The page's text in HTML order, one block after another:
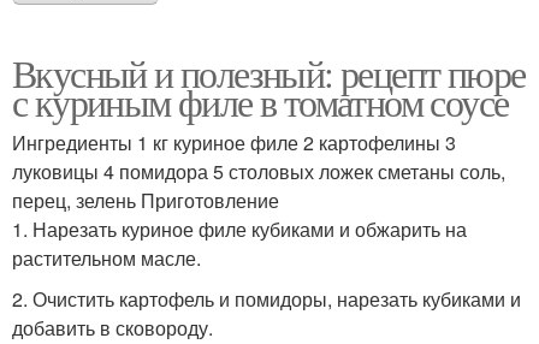
Вкусный и полезный: рецепт пюре
с куриным филе в томатном соусе
Ингредиенты 1 кг куриное филе 2 картофелины 3
луковицы 4 помидора 5 столовых ложек сметаны соль,
перец, зелень Приготовление
1. Нарезать куриное филе кубиками и обжарить на
растительном масле.
2. Очистить картофель и помидоры, нарезать кубиками и
добавить в сковороду.